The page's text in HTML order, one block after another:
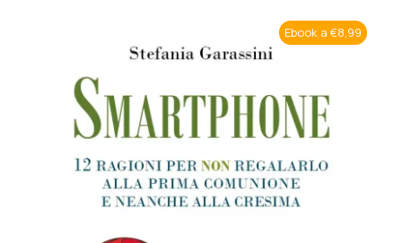
Ebook a €8,99